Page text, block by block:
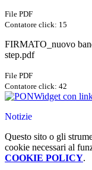
File PDF
Contatore click: 15
FIRMATO_nuovo
step.pdf
File PDF
Contatore click: 42
Widget con
Notizie
Questo sito o gli
cookie necessari al
COOKIE POLICY.